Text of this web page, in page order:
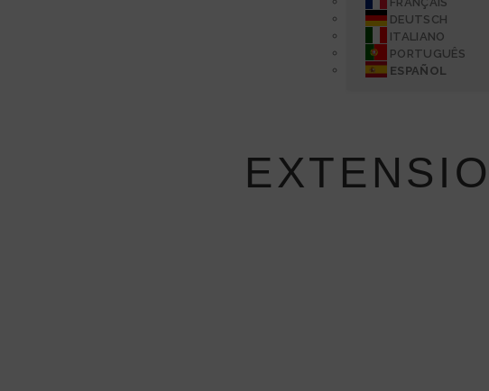
DEUTSCH
ITALIANO
PORTUGUÊS
ESPAÑOL